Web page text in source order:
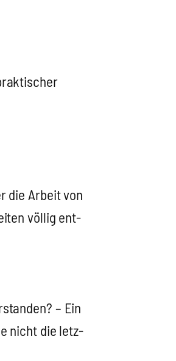
die Arbeit von
völ­lig ent­
– Ein
nicht die letz­